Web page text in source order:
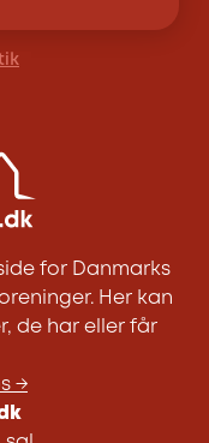
for Danmarks
Her kan
de har eller får
→